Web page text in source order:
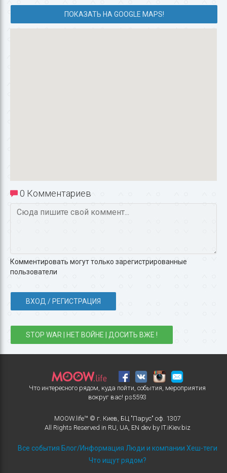
ПОКАЗАТЬ НА GOOGLE MAPS!
0 Комментариев
Комментировать могут только зарегистрированные
пользователи
ВХОД / РЕГИСТРАЦИЯ
STOP WAR | НЕТ ВОЙНЕ | ДОСИТЬ ВЖЕ !
Что интересного рядом, куда пойти, события, мероприятия
вокруг вас! ps5593
MOOW.life™ © г. Киев, БЦ "Парус" оф. 1307
All Rights Reserved in RU UA, EN dev by IT.iKiev.biz
Все события Блог/Информация Люди и компании Хеш-теги
Что ищут рядом?